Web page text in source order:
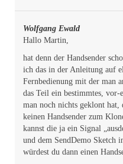
Wolfgang Ewald
Hallo Martin,
hat denn der Handsender
ich das in der Anleitung auf
Fernbedienung mit der man
das Teil ein bestimmtes,
man noch nichts geklont
keinen Handsender zum
kannst die ja ein Signal
und dem SendDemo Sketch
würdest du dann einen